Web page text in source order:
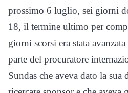
prossimo 6 luglio, sei giorni
18, il termine ultimo per
giorni scorsi era stata
parte del procuratore
Sundas che aveva dato la